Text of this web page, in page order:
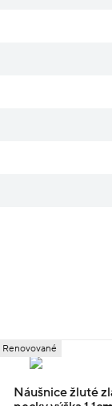
Renovované
Náušnice žluté